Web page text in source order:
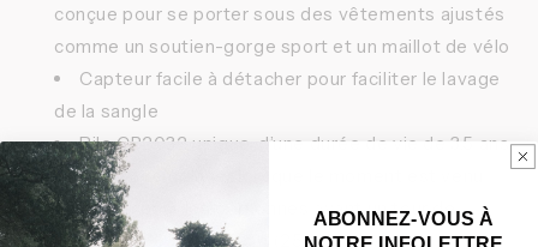
conçue pour se porter sous des vêtements ajustés
comme un soutien-gorge sport et un maillot de vélo
Capteur facile à détacher pour faciliter le lavage
de la sangle
Pile CR2032 unique, d’une durée de vie de 3,5 ans
et facile à remplacer lorsque le moment est venu
Conçu pour les personnes ayant un tour de
poitrine de 63,5 à 132 cm (25 à 52 po)
ABONNEZ-VOUS À